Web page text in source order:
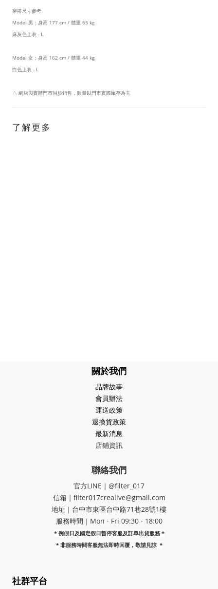
穿搭尺寸參考
Model 男：身高 177 cm / 體重 65 kg
麻灰色上衣 - L
Model 女：身高 162 cm / 體重 44 kg
白色上衣 - L
△ 網店與實體門市同步銷售，數量以門市實際庫存為主
了解更多
關於我們
品牌故事
會員辦法
運送政策
退換貨政策
最新消息
店鋪資訊
聯絡我們
官方LINE｜@filter_017
信箱｜filter017crealive@gmail.com
地址｜​台中市東區台中路71巷28號1樓
服務時間｜Mon - Fri 09:30 - 18:00
* 例假日及國定假日暫停客服及訂單出貨服務 *
* 非服務時間客服無法即時回覆，敬請見諒 *
社群平台